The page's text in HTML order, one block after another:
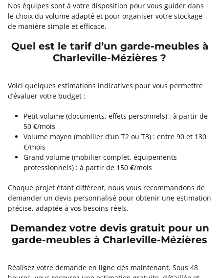
Nos équipes sont à votre disposition pour vous guider dans
le choix du volume adapté et pour organiser votre stockage
de manière simple et efficace.
Quel est le tarif d’un garde-meubles à
Charleville-Mézières ?
Voici quelques estimations indicatives pour vous permettre
d’évaluer votre budget :
Petit volume (documents, effets personnels) : à partir de
50 €/mois
Volume moyen (mobilier d’un T2 ou T3) : entre 90 et 130
€/mois
Grand volume (mobilier complet, équipements
professionnels) : à partir de 150 €/mois
Chaque projet étant différent, nous vous recommandons de
demander un devis personnalisé pour obtenir une estimation
précise, adaptée à vos besoins réels.
Demandez votre devis gratuit pour un
garde-meubles à Charleville-Mézières
Réalisez votre demande en ligne dès maintenant. Sous 48